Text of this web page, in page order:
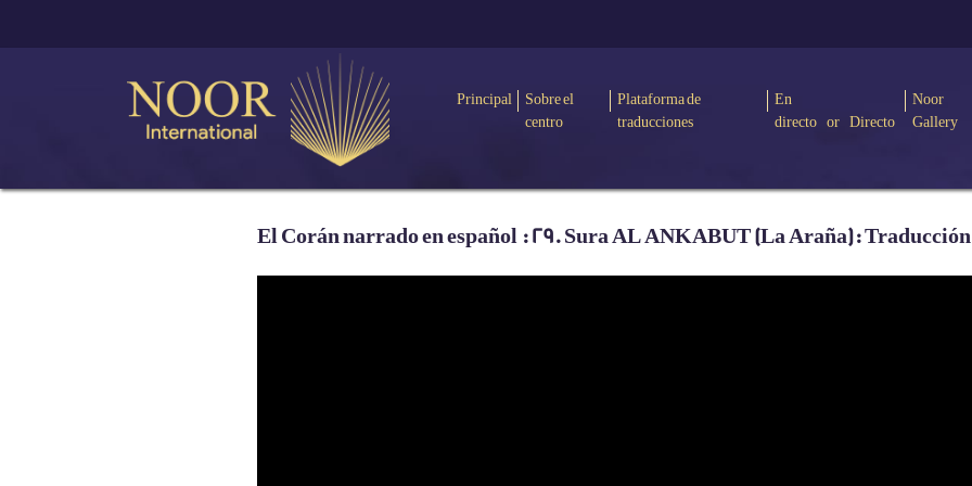
Principal
Sobre el
centro
Plataforma de
traducciones
En
directo or Directo
Noor
Gallery
El Corán narrado en español : 29. Sura AL ANKABUT (La Araña):